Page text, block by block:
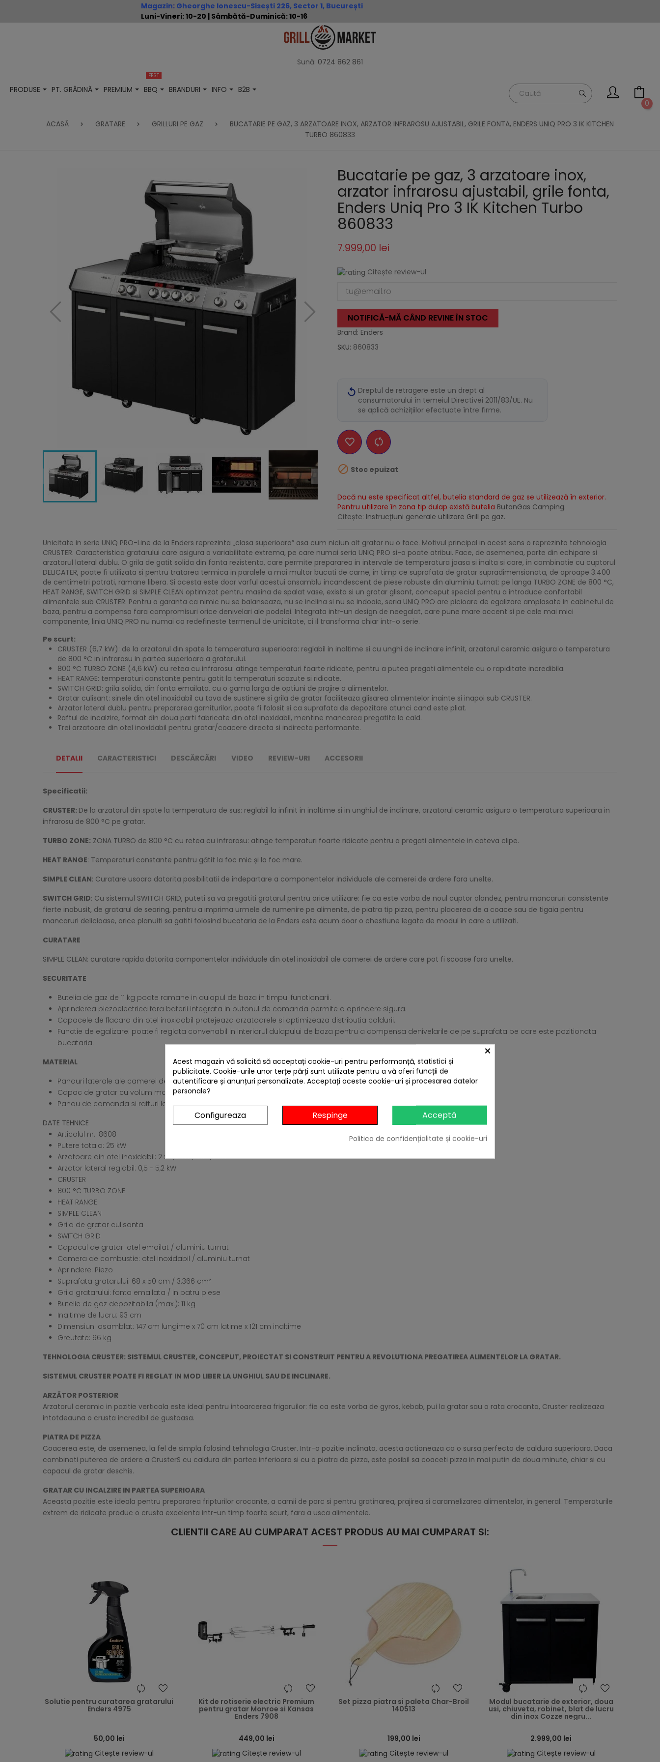
Magazin: Gheorghe Ionescu-Sisești 226, Sector 1, București
Luni-Vineri: 10-20 | Sâmbătă-Duminică: 10-16
Sună: 0724 862 861
PRODUSE PT. GRĂDINĂ PREMIUM BBQ
FEST
BRANDURI INFO
B2B
0
ACASĂ GRATARE GRILLURI PE GAZ
BUCATARIE PE GAZ, 3 ARZATOARE INOX, ARZATOR INFRAROSU AJUSTABIL, GRILE FONTA, ENDERS UNIQ PRO 3 IK KITCHEN
TURBO 860833
Bucatarie pe gaz, 3 arzatoare inox,
arzator infrarosu ajustabil, grile fonta,
Enders Uniq Pro 3 IK Kitchen Turbo
860833
7.999,00 lei
Citește review-ul
NOTIFICĂ-MĂ CÂND REVINE ÎN STOC
Brand: Enders
SKU: 860833
Dreptul de retragere este un drept al
consumatorului în temeiul Directivei 2011/83/UE. Nu
se aplică achizițiilor efectuate între firme.
 Stoc epuizat
Dacă nu este specificat altfel, butelia standard de gaz se utilizează în exterior.
Pentru utilizare în zona tip dulap există butelia ButanGas Camping.
Citește: Instrucțiuni generale utilizare Grill pe gaz.
Unicitate in serie UNIQ PRO-Line de la Enders reprezinta „clasa superioara” asa cum niciun alt gratar nu o face. Motivul principal in acest sens o reprezinta tehnologia
CRUSTER. Caracteristica gratarului care asigura o variabilitate extrema, pe care numai seria UNIQ PRO si-o poate atribui. Face, de asemenea, parte din echipare si
arzatorul lateral dublu. O grila de gatit solida din fonta rezistenta, care permite prepararea in intervale de temperatura joasa si inalta si care, in combinatie cu cuptorul
DELICATER, poate fi utilizata si pentru tratarea termica in paralele a mai multor bucati de carne, in timp ce suprafata de gratar supradimensionata, de aproape 3.400
de centimetri patrati, ramane libera. Si acesta este doar varful acestui ansamblu incandescent de piese robuste din aluminiu turnat: pe langa TURBO ZONE de 800 °C,
HEAT RANGE, SWITCH GRID si SIMPLE CLEAN optimizat pentru masina de spalat vase, exista si un gratar glisant, conceput special pentru a introduce confortabil
alimentele sub CRUSTER. Pentru a garanta ca nimic nu se balanseaza, nu se inclina si nu se indoaie, seria UNIQ PRO are picioare de egalizare amplasate in cabinetul de
baza, pentru a compensa fara compromisuri orice denivelari ale podelei. Integrata intr-un design de neegalat, care pune mare accent si pe cele mai mici
componente, linia UNIQ PRO nu numai ca redefineste termenul de unicitate, ci il transforma chiar intr-o serie.
Pe scurt:
CRUSTER (6,7 kW): de la arzatorul din spate la temperatura superioara: reglabil in inaltime si cu unghi de inclinare infinit, arzatorul ceramic asigura o temperatura
de 800 °C in infrarosu in partea superioara a gratarului.
800 °C TURBO ZONE (4,6 kW) cu retea cu infrarosu: atinge temperaturi foarte ridicate, pentru a putea pregati alimentele cu o rapiditate incredibila.
HEAT RANGE: temperaturi constante pentru gatit la temperaturi scazute si ridicate.
SWITCH GRID: grila solida, din fonta emailata, cu o gama larga de optiuni de prajire a alimentelor.
Gratar culisant: sinele din otel inoxidabil cu tava de sustinere si grila de gratar faciliteaza glisarea alimentelor inainte si inapoi sub CRUSTER.
Arzator lateral dublu pentru prepararea garniturilor, poate fi folosit si ca suprafata de depozitare atunci cand este pliat.
Raftul de incalzire, format din doua parti fabricate din otel inoxidabil, mentine mancarea pregatita la cald.
Trei arzatoare din otel inoxidabil pentru gratar/coacere directa si indirecta performante.
DETALII CARACTERISTICI DESCĂRCĂRI VIDEO REVIEW-URI ACCESORII
Specificatii:
CRUSTER: De la arzatorul din spate la temperatura de sus: reglabil la infinit in inaltime si in unghiul de inclinare, arzatorul ceramic asigura o temperatura superioara in
infrarosu de 800 °C pe gratar.
TURBO ZONE: ZONA TURBO de 800 °C cu retea cu infrarosu: atinge temperaturi foarte ridicate pentru a pregati alimentele in cateva clipe.
HEAT RANGE: Temperaturi constante pentru gătit la foc mic și la foc mare.
SIMPLE CLEAN: Curatare usoara datorita posibilitatii de indepartare a componentelor individuale ale camerei de ardere fara unelte.
SWITCH GRID: Cu sistemul SWITCH GRID, puteti sa va pregatiti gratarul pentru orice utilizare: fie ca este vorba de noul cuptor olandez, pentru mancaruri consistente
fierte inabusit, de gratarul de searing, pentru a imprima urmele de rumenire pe alimente, de piatra tip pizza, pentru placerea de a coace sau de tigaia pentru
mancaruri delicioase, orice planuiti sa gatiti folosind bucataria de la Enders este acum doar o chestiune legata de modul in care o utilizati.
CURATARE
SIMPLE CLEAN: curatare rapida datorita componentelor individuale din otel inoxidabil ale camerei de ardere care pot fi scoase fara unelte.
SECURITATE
Butelia de gaz de 11 kg poate ramane in dulapul de baza in timpul functionarii.
Aprinderea piezoelectrica fara baterii integrata in butonul de comanda permite o aprindere sigura.
Capacele de flacara din otel inoxidabil protejeaza arzatoarele si optimizeaza distributia caldurii.
Functie de egalizare: poate fi reglata convenabil in interiorul dulapului de baza pentru a compensa denivelarile de pe suprafata pe care este pozitionata
bucataria.
MATERIAL
Panouri laterale ale camerei de ardere, realizate din aluminiu turnat de inalta calitate.
Capac de gratar cu volum mare, realizat din otel emailat si cu termometru integrat.
Panou de comanda si rafturi laterale din otel inoxidabil.
DATE TEHNICE
Articolul nr.: 8608
Putere totala: 25 kW
Arzatoare din otel inoxidabil: 2 x 4,2 kW / 1 x 4,6 kW
Arzator lateral reglabil: 0,5 - 5,2 kW
CRUSTER
800 °C TURBO ZONE
HEAT RANGE
SIMPLE CLEAN
Grila de gratar culisanta
SWITCH GRID
Capacul de gratar: otel emailat / aluminiu turnat
Camera de combustie: otel inoxidabil / aluminiu turnat
Aprindere: Piezo
Suprafata gratarului: 68 x 50 cm / 3.366 cm²
Grila gratarului: fonta emailata / in patru piese
Butelie de gaz depozitabila (max.): 11 kg
Inaltime de lucru: 93 cm
Dimensiuni asamblat: 147 cm lungime x 70 cm latime x 121 cm inaltime
Greutate: 96 kg
TEHNOLOGIA CRUSTER: SISTEMUL CRUSTER, CONCEPUT, PROIECTAT SI CONSTRUIT PENTRU A REVOLUTIONA PREGATIREA ALIMENTELOR LA GRATAR.
SISTEMUL CRUSTER POATE FI REGLAT IN MOD LIBER LA UNGHIUL SAU DE INCLINARE.
ARZĂTOR POSTERIOR
Arzatorul ceramic in pozitie verticala este ideal pentru intoarcerea frigaruilor: fie ca este vorba de gyros, kebab, pui la gratar sau o rata crocanta, Cruster realizeaza
intotdeauna o crusta incredibil de gustoasa.
PIATRA DE PIZZA
Coacerea este, de asemenea, la fel de simpla folosind tehnologia Cruster. Intr-o pozitie inclinata, acesta actioneaza ca o sursa perfecta de caldura superioara. Daca
combinati puterea de ardere a CrusterS cu caldura din partea inferioara si cu o piatra de pizza, este posibil sa coaceti pizza in mai putin de doua minute, chiar si cu
capacul de gratar deschis.
GRATAR CU INCALZIRE IN PARTEA SUPERIOARA
Aceasta pozitie este ideala pentru prepararea fripturilor crocante, a carnii de porc si pentru gratinarea, prajirea si caramelizarea alimentelor, in general. Temperaturile
extrem de ridicate produc o crusta excelenta intr-un timp foarte scurt, fara a usca alimentele.
CLIENTII CARE AU CUMPARAT ACEST PRODUS AU MAI CUMPARAT SI:
heart
Solutie pentru curatarea gratarului
Enders 4975
50,00 lei
Citește review-ul
heart
Kit de rotiserie electric Premium
pentru gratar Monroe si Kansas
Enders 7908
449,00 lei
Citește review-ul
heart
Set pizza piatra si paleta Char-Broil
140513
199,00 lei
Citește review-ul
heart
Modul bucatarie de exterior, doua
usi, chiuveta, robinet, blat de lucru
din inox Cozze negru...
2.999,00 lei
Citește review-ul
×
Acest magazin vă solicită să acceptați cookie-uri pentru performanță, statistici și
publicitate. Cookie-urile unor terțe părți sunt utilizate pentru a vă oferi funcții de
autentificare și anunțuri personalizate. Acceptați aceste cookie-uri și procesarea datelor
personale?
Configureaza Respinge Acceptă
Politica de confidențialitate și cookie-uri